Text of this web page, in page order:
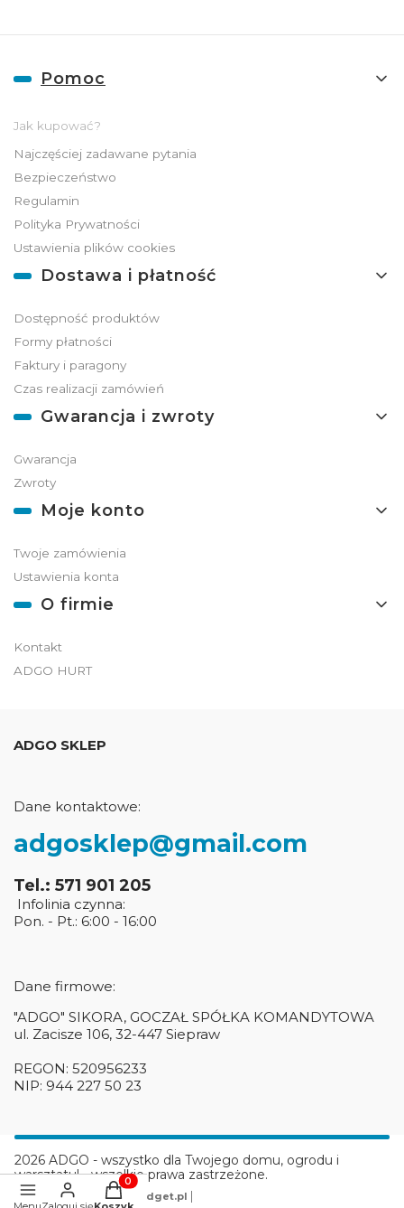
Linki w stopce
Pomoc
Jak kupować?
Najczęściej zadawane pytania
Bezpieczeństwo
Regulamin
Polityka Prywatności
Ustawienia plików cookies
Dostawa i płatność
Dostępność produktów
Formy płatności
Faktury i paragony
Czas realizacji zamówień
Gwarancja i zwroty
Gwarancja
Zwroty
Moje konto
Twoje zamówienia
Ustawienia konta
O firmie
Kontakt
ADGO HURT
ADGO SKLEP
Dane kontaktowe:
adgosklep@gmail.com
Tel.: 571 901 205
Infolinia czynna:
Pon. - Pt.: 6:00 - 16:00
Dane firmowe:
"ADGO" SIKORA, GOCZAŁ SPÓŁKA KOMANDYTOWA
ul. Zacisze 106, 32-447 Siepraw
REGON: 520956233
NIP: 944 227 50 23
2026 ADGO - wszystko dla Twojego domu, ogrodu i
warsztatu! - wszelkie prawa zastrzeżone.
Szablon graficzny ShopGadget.pl |
Produkty w koszyku: 0. Zobacz szczegóły